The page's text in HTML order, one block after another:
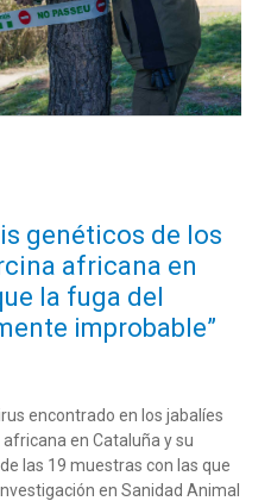
genéticos de los
africana en
la fuga del
improbable”
encontrado en los jabalíes
africana en Cataluña y su
de las 19 muestras con las que
en Sanidad Animal